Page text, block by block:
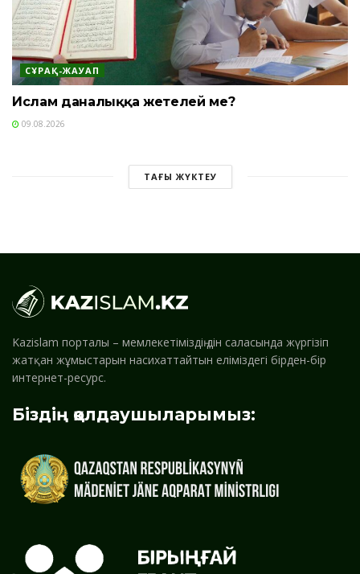
СҰРАҚ-ЖАУАП
Ислам даналыққа жетелей ме?
09.08.2026
ТАҒЫ ЖҮКТЕУ
Kazislam порталы – мемлекетіміздің дін саласында жүргізіп
жатқан жұмыстарын насихаттайтын еліміздегі бірден-бір
интернет-ресурс.
Біздің қолдаушыларымыз: